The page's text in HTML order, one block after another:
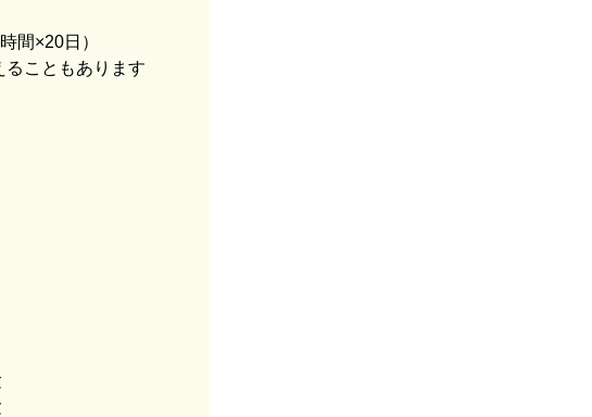
間×20日）
こともあります